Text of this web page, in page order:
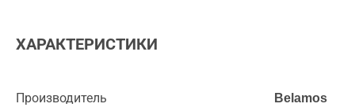
ХАРАКТЕРИСТИКИ
Производитель Belamos